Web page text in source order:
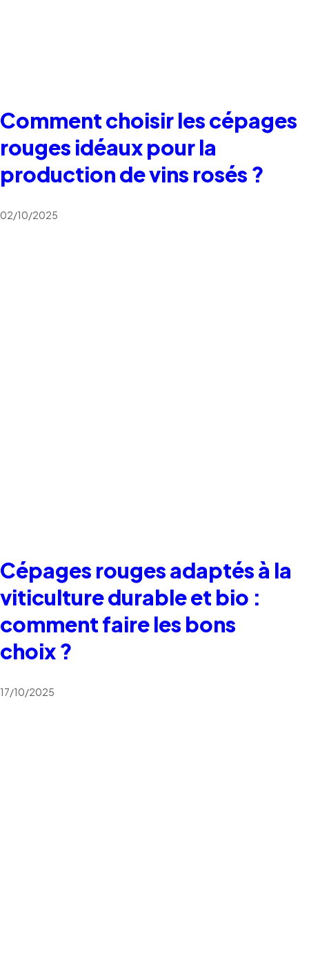
Comment choisir les cépages
rouges idéaux pour la
production de vins rosés ?
02/10/2025
Cépages rouges adaptés à la
viticulture durable et bio :
comment faire les bons
choix ?
17/10/2025